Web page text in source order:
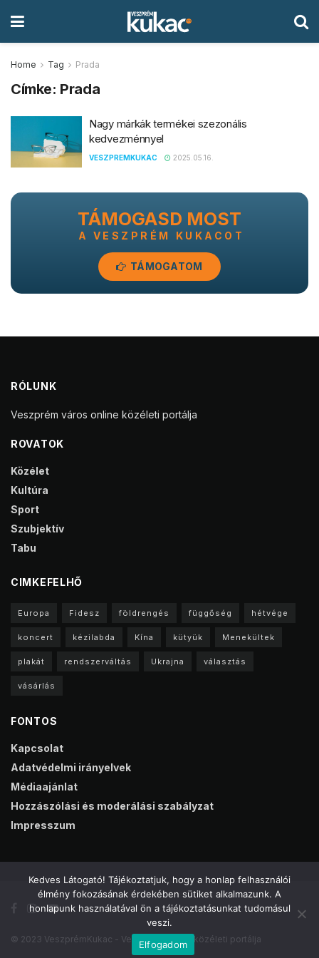
Home Tag Prada
Címke: Prada
Nagy márkák termékei szezonális
kedvezménnyel
VESZPREMKUKAC 2025.05.16.
TÁMOGASD MOST
A VESZPRÉM KUKACOT
TÁMOGATOM
RÓLUNK
Veszprém város online közéleti portálja
ROVATOK
Közélet
Kultúra
Sport
Szubjektív
Tabu
CIMKEFELHŐ
Europa Fidesz földrengés függőség hétvége
koncert kézilabda Kína kütyük Menekültek
plakát rendszerváltás Ukrajna választás
vásárlás
FONTOS
Kapcsolat
Adatvédelmi irányelvek
Médiaajánlat
Hozzászólási és moderálási szabályzat
Impresszum
© 2023 VeszprémKukac - Veszprém online közéleti portálja
Kedves Látogató! Tájékoztatjuk, hogy a honlap felhasználói
élmény fokozásának érdekében sütiket alkalmazunk. A
honlapunk használatával ön a tájékoztatásunkat tudomásul
veszi.
Elfogadom